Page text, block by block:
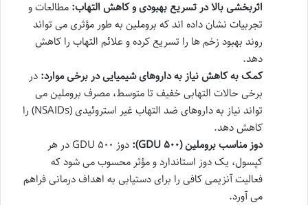
اثربخشی بالا در تسریع بهبودی و کاهش التهاب: مطالعات و
تجربیات نشان داده اند که بروملین به طور مؤثری می تواند
روند بهبود زخم ها را تسریع کرده و علائم التهاب را کاهش
دهد.
کمک به کاهش نیاز به داروهای شیمیایی در برخی موارد: در
برخی حالات التهابی خفیف تا متوسط، مصرف بروملین می
تواند نیاز به داروهای ضد التهاب غیر استروئیدی (NSAIDs) را
کاهش دهد.
دوز مناسب بروملین (۵۰۰ GDU):
دوز ۵۰۰ GDU در هر
کپسول، یک دوز استاندارد و مؤثر محسوب می شود که
فعالیت آنزیمی کافی را برای دستیابی به اهداف درمانی فراهم
می آورد.